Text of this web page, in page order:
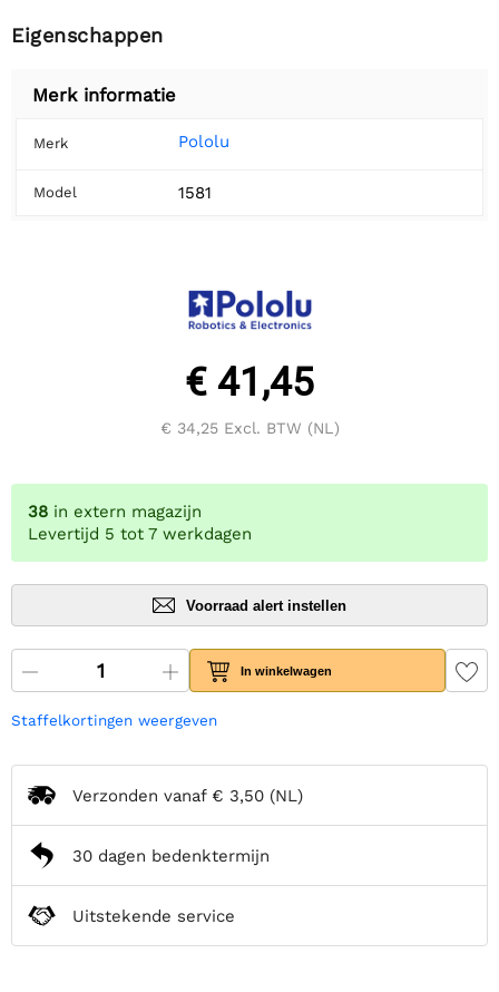
Eigenschappen
Merk informatie
Merk Pololu
Model 1581
€ 41,45
€ 34,25Excl. BTW (NL)
38 in extern magazijn
Levertijd 5 tot 7 werkdagen
Voorraad alert instellen
In winkelwagen
Staffelkortingen weergeven
Verzonden vanaf € 3,50 (NL)
30 dagen bedenktermijn
Uitstekende service